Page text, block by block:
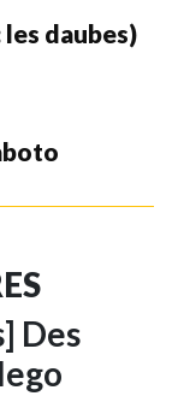
daubes)
Des